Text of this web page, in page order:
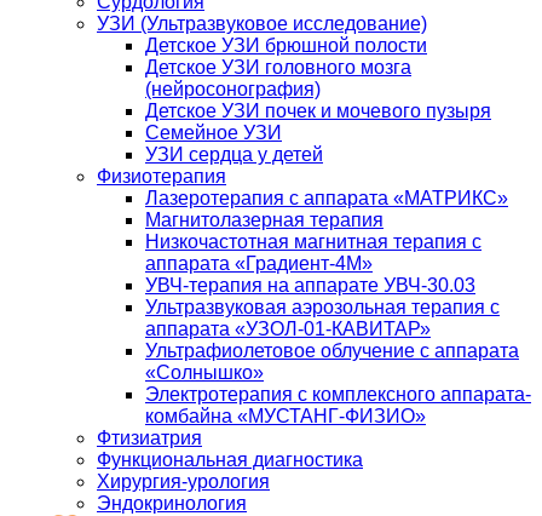
УЗИ (Ультразвуковое исследование)
Детское УЗИ брюшной полости
Детское УЗИ головного мозга
(нейросонография)
Детское УЗИ почек и мочевого пузыря
Семейное УЗИ
УЗИ сердца у детей
Физиотерапия
Лазеротерапия с аппарата «МАТРИКС»
Магнитолазерная терапия
Низкочастотная магнитная терапия с
аппарата «Градиент-4М»
УВЧ-терапия на аппарате УВЧ-30.03
Ультразвуковая аэрозольная терапия с
аппарата «УЗОЛ-01-КАВИТАР»
Ультрафиолетовое облучение с аппарата
«Солнышко»
Электротерапия с комплексного аппарата-
комбайна «МУСТАНГ-ФИЗИО»
Фтизиатрия
Функциональная диагностика
Хирургия-урология
Эндокринология